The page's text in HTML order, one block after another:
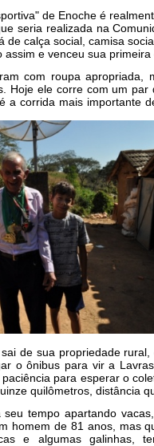
de Enoche é
seria realizada na
de calça social, camisa
e venceu sua primeira
com roupa apropriada,
Hoje ele corre com um
a corrida mais importante
de sua propriedade
o ônibus para vir a
para esperar o
quilômetros, distância
tempo apartando
homem de 81 anos, mas
e algumas galinhas,